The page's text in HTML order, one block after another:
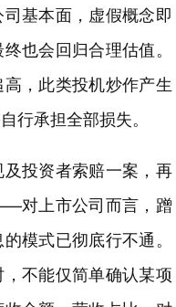
基本面，虚假概念即
也会回归合理估值。
，此类投机炒作产生
行承担全部损失。
投资者索赔一案，再
对上市公司而言，蹭
模式已彻底行不通。
不能仅简单确认某项